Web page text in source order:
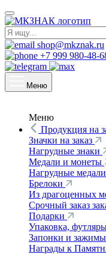
shop@mkznak.ru
+7 999 980-48-
Меню
Меню
Продукция на
Значки на заказ
Нагрудные знаки
Медали и монеты
Нагрудные медали
Брелоки
Из драгоценных
Срочный заказ
Подарки
Упаковка,
Запонки и зажимы
Награды к